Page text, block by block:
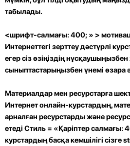
табылады.
<шрифт-салмағы: 400; » >
Интернеттегі зерттеу дәстүрлі
егер сіз өзіңіздің
сыныптастарыңызбен үнемі өзара
Материалдар мен ресурстарға
Интернет онлайн-курстардың,
арналған ресурстарды және
етеді Стиль = «Қаріптер салмағы:
курстардың басқа кемшілігі сізге